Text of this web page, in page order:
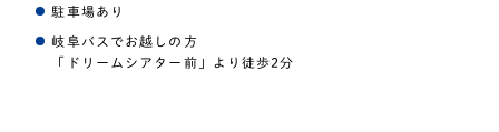
駐車場あり
岐阜バスでお越しの方
「ドリームシアター前」より徒歩2分